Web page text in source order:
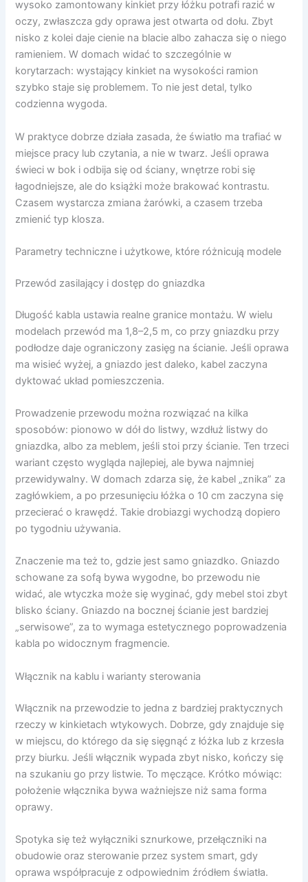
wysoko zamontowany kinkiet przy łóżku potrafi razić w
oczy, zwłaszcza gdy oprawa jest otwarta od dołu. Zbyt
nisko z kolei daje cienie na blacie albo zahacza się o niego
ramieniem. W domach widać to szczególnie w
korytarzach: wystający kinkiet na wysokości ramion
szybko staje się problemem. To nie jest detal, tylko
codzienna wygoda.
W praktyce dobrze działa zasada, że światło ma trafiać w
miejsce pracy lub czytania, a nie w twarz. Jeśli oprawa
świeci w bok i odbija się od ściany, wnętrze robi się
łagodniejsze, ale do książki może brakować kontrastu.
Czasem wystarcza zmiana żarówki, a czasem trzeba
zmienić typ klosza.
Parametry techniczne i użytkowe, które różnicują modele
Przewód zasilający i dostęp do gniazdka
Długość kabla ustawia realne granice montażu. W wielu
modelach przewód ma 1,8–2,5 m, co przy gniazdku przy
podłodze daje ograniczony zasięg na ścianie. Jeśli oprawa
ma wisieć wyżej, a gniazdo jest daleko, kabel zaczyna
dyktować układ pomieszczenia.
Prowadzenie przewodu można rozwiązać na kilka
sposobów: pionowo w dół do listwy, wzdłuż listwy do
gniazdka, albo za meblem, jeśli stoi przy ścianie. Ten trzeci
wariant często wygląda najlepiej, ale bywa najmniej
przewidywalny. W domach zdarza się, że kabel „znika” za
zagłówkiem, a po przesunięciu łóżka o 10 cm zaczyna się
przecierać o krawędź. Takie drobiazgi wychodzą dopiero
po tygodniu używania.
Znaczenie ma też to, gdzie jest samo gniazdko. Gniazdo
schowane za sofą bywa wygodne, bo przewodu nie
widać, ale wtyczka może się wyginać, gdy mebel stoi zbyt
blisko ściany. Gniazdo na bocznej ścianie jest bardziej
„serwisowe”, za to wymaga estetycznego poprowadzenia
kabla po widocznym fragmencie.
Włącznik na kablu i warianty sterowania
Włącznik na przewodzie to jedna z bardziej praktycznych
rzeczy w kinkietach wtykowych. Dobrze, gdy znajduje się
w miejscu, do którego da się sięgnąć z łóżka lub z krzesła
przy biurku. Jeśli włącznik wypada zbyt nisko, kończy się
na szukaniu go przy listwie. To męczące. Krótko mówiąc:
położenie włącznika bywa ważniejsze niż sama forma
oprawy.
Spotyka się też wyłączniki sznurkowe, przełączniki na
obudowie oraz sterowanie przez system smart, gdy
oprawa współpracuje z odpowiednim źródłem światła.